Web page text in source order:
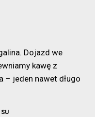
Dojazd we
kawę z
– jeden nawet długo